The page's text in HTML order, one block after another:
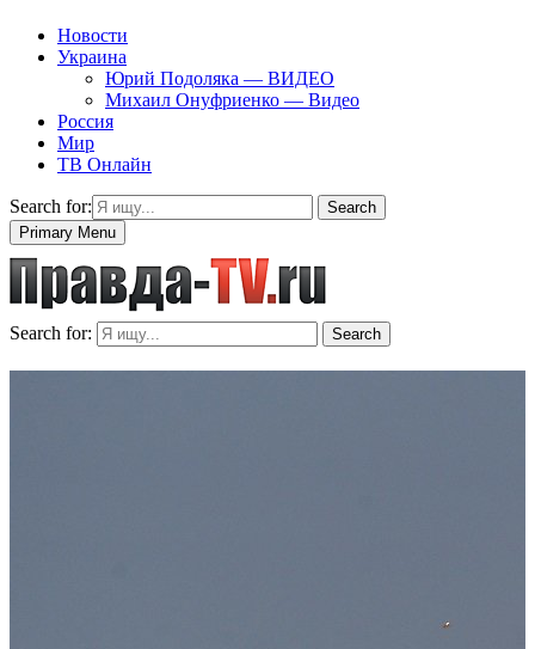
Новости
Украина
Юрий Подоляка — ВИДЕО
Михаил Онуфриенко — Видео
Россия
Мир
ТВ Онлайн
Search for:
Search
Primary Menu
Search for: Search